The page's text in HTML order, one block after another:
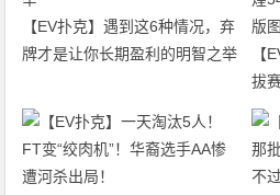
【EV扑克】遇到这6种情况，弃
牌才是让你长期盈利的明智之举
【
拔